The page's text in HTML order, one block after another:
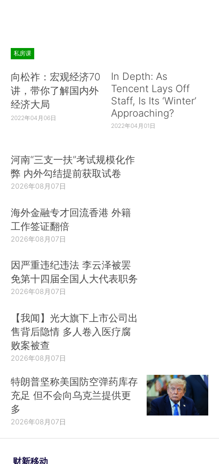
私房课
向松祚：宏观经济70
讲，带你了解国内外
经济大局
2022年04月06日
In Depth: As
Tencent Lays Off
Staff, Is Its ‘Winter’
Approaching?
2022年04月01日
河南“三支一扶”考试规模化作
弊 内外勾结提前获取试卷
2026年08月07日
海外金融专才回流香港 外籍
工作签证翻倍
2026年08月07日
因严重违纪违法 李云泽被罢
免第十四届全国人大代表职务
2026年08月07日
【我闻】光大旗下上市公司出
售背后隐情 多人卷入医疗腐
败案被查
2026年08月07日
特朗普坚称美国防空弹药库存
充足 但不会向乌克兰提供更
多
2026年08月07日
财新移动